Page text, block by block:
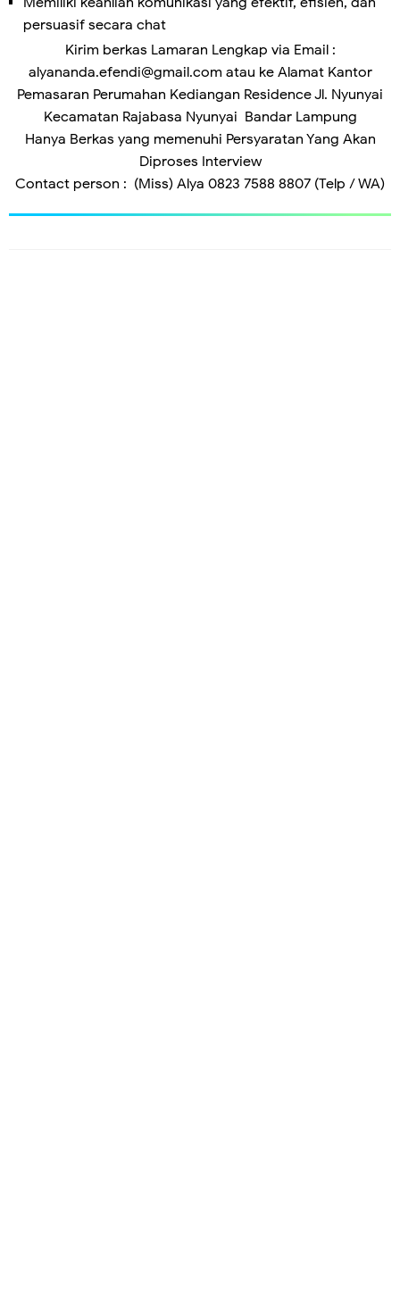
persuasif secara chat
Kirim berkas Lamaran Lengkap via Email :
alyananda.efendi@gmail.com atau ke Alamat Kantor
Pemasaran Perumahan Kediangan Residence Jl. Nyunyai
Kecamatan Rajabasa Nyunyai Bandar Lampung
Hanya Berkas yang memenuhi Persyaratan Yang Akan
Diproses Interview
Contact person : (Miss) Alya 0823 7588 8807 (Telp / WA)